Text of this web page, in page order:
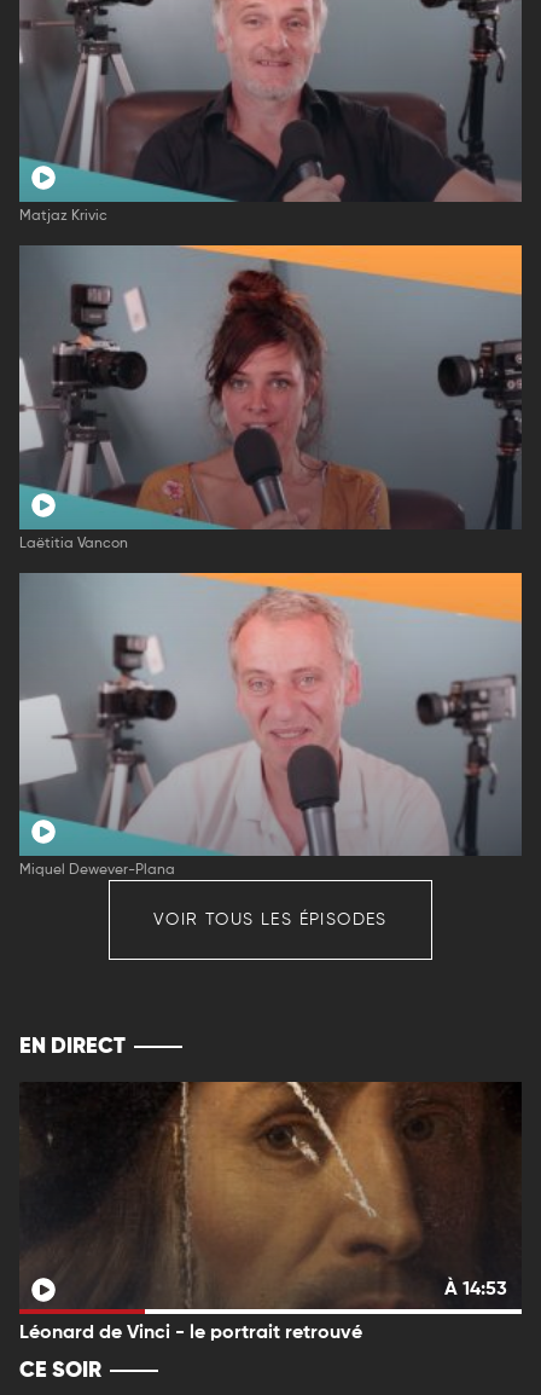
Matjaz Krivic
Laëtitia Vancon
Miquel Dewever-Plana
VOIR TOUS LES ÉPISODES
EN DIRECT
À 14:53
Léonard de Vinci - le portrait retrouvé
CE SOIR